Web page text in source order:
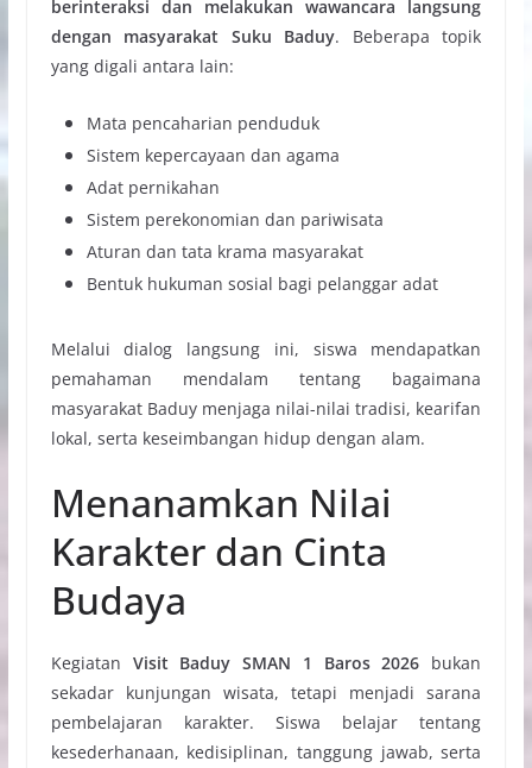
berinteraksi dan melakukan wawancara langsung
dengan masyarakat Suku Baduy. Beberapa topik
yang digali antara lain:
Mata pencaharian penduduk
Sistem kepercayaan dan agama
Adat pernikahan
Sistem perekonomian dan pariwisata
Aturan dan tata krama masyarakat
Bentuk hukuman sosial bagi pelanggar adat
Melalui dialog langsung ini, siswa mendapatkan
pemahaman mendalam tentang bagaimana
masyarakat Baduy menjaga nilai-nilai tradisi, kearifan
lokal, serta keseimbangan hidup dengan alam.
Menanamkan Nilai
Karakter dan Cinta
Budaya
Kegiatan Visit Baduy SMAN 1 Baros 2026 bukan
sekadar kunjungan wisata, tetapi menjadi sarana
pembelajaran karakter. Siswa belajar tentang
kesederhanaan, kedisiplinan, tanggung jawab, serta